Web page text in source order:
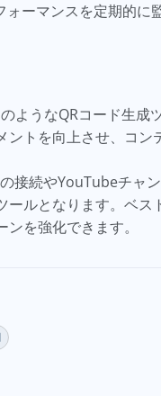
ォーマンスを定期的に
ようなQRコード生成
ントを向上させ、コン
接続やYouTubeチャ
ールとなります。ベ
を強化できます。